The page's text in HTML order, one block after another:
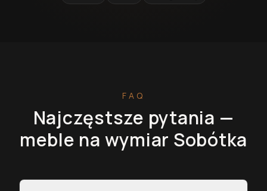
FAQ
Najczęstsze pytania —
meble na wymiar Sobótka